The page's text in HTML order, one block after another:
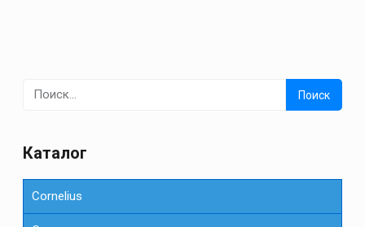
Найти:
Каталог
Cornelius